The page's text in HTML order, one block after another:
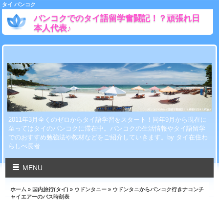
タイ バンコク
バンコクでのタイ語留学奮闘記！？頑張れ日
本人代表♪
2011年3月全くのゼロからタイ語学習をスタート！同年9月から現在に
至ってはタイのバンコクに滞在中。バンコクの生活情報やタイ語留学
でのおすすめ勉強法や教材などをご紹介していきます。by タイ在住わ
らしべ長者
MENU
ホーム » 国内旅行(タイ) » ウドンタニー » ウドンタニからバンコク行きナコンチ
ャイエアーのバス時刻表